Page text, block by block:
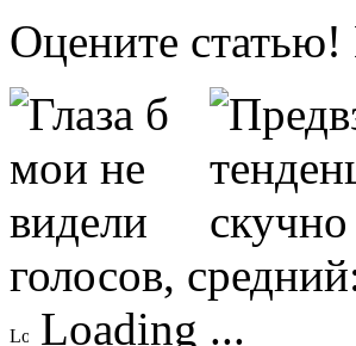
Оцените
голосов,
Loading ...